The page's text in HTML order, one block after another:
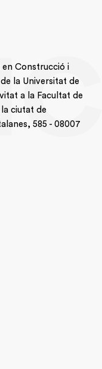
Construcció i
la Universitat de
a la Facultat de
ciutat de
585 - 08007